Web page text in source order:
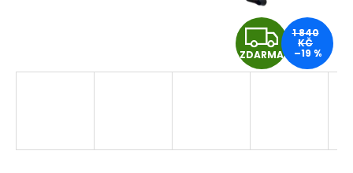
Z
D
ZDARMA
1 840
KČ
–19 %
t